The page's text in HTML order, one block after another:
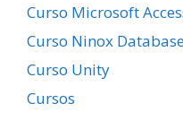
Curso Microsoft
Curso Ninox
Curso Unity
Cursos